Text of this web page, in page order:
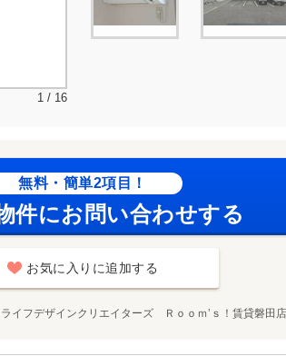
1 / 16
無料・簡単2項目！
件にお問い合わせする
お気に入りに追加する
ライフデザインクリエイターズ Ｒｏｏｍ’ｓ！賃貸磐田店